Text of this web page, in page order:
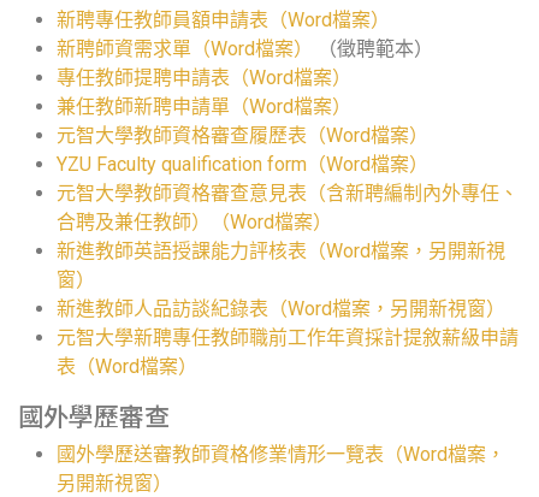
新聘專任教師員額申請表（Word檔案）
新聘師資需求單（Word檔案）
（徵聘範本）
專任教師提聘申請表（Word檔案）
兼任教師新聘申請單（Word檔案）
元智大學教師資格審查履歷表（Word檔案）
YZU Faculty qualification form（Word檔案）
元智大學教師資格審查意見表（含新聘編制內外專任、
合聘及兼任教師）（Word檔案）
新進教師英語授課能力評核表（Word檔案，另開新視
窗）
新進教師人品訪談紀錄表（Word檔案，另開新視窗）
元智大學新聘專任教師職前工作年資採計提敘薪級申請
表（Word檔案）
國外學歷審查
國外學歷送審教師資格修業情形一覽表（Word檔案，
另開新視窗）